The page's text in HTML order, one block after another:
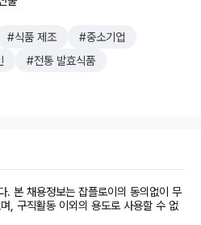
#식품 제조
#중소기업
#전통 발효식품
. 본 채용정보는 잡플로이의 동의없이 무
, 구직활동 이외의 용도로 사용할 수 없